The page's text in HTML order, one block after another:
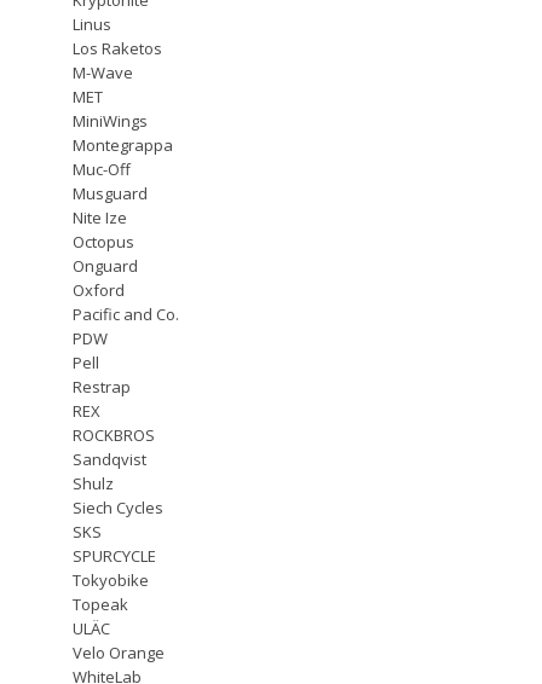
Linus
Los Raketos
M-Wave
MET
MiniWings
Montegrappa
Muc-Off
Musguard
Nite Ize
Octopus
Onguard
Oxford
Pacific and Co.
PDW
Pell
Restrap
REX
ROCKBROS
Sandqvist
Shulz
Siech Cycles
SKS
SPURCYCLE
Tokyobike
Topeak
ULÄC
Velo Orange
WhiteLab